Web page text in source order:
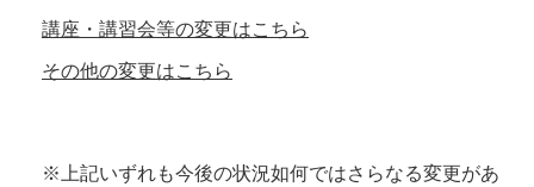
講座・講習会等の変更はこちら
その他の変更はこちら
※上記いずれも今後の状況如何ではさらなる変更があ